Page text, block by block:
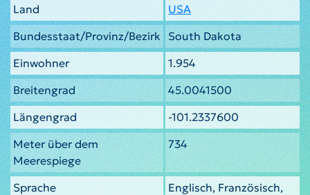
Land
USA
Bundesstaat/Provinz/Bezirk South Dakota
Einwohner
1.954
Breitengrad
45.0041500
Längengrad
-101.2337600
Meter über dem
Meerespiege
734
Sprache
Englisch, Französisch,